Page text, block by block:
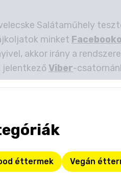
Salátaműhely
minket
akkor irány a
jelentkező Viber-
éttermek Vegán